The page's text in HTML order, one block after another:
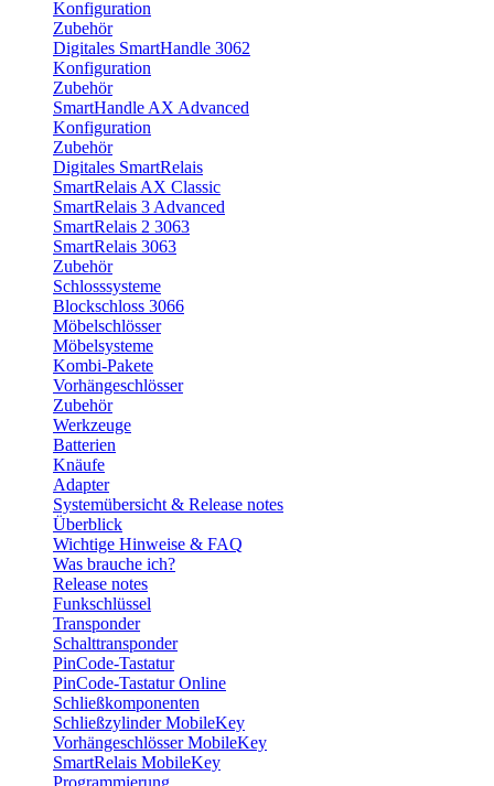
Konfiguration
Zubehör
Digitales SmartHandle 3062
Konfiguration
Zubehör
SmartHandle AX Advanced
Konfiguration
Zubehör
Digitales SmartRelais
SmartRelais AX Classic
SmartRelais 3 Advanced
SmartRelais 2 3063
SmartRelais 3063
Zubehör
Schlosssysteme
Blockschloss 3066
Möbelschlösser
Möbelsysteme
Kombi-Pakete
Vorhängeschlösser
Zubehör
Werkzeuge
Batterien
Knäufe
Adapter
Systemübersicht & Release notes
Überblick
Wichtige Hinweise & FAQ
Was brauche ich?
Release notes
Funkschlüssel
Transponder
Schalttransponder
PinCode-Tastatur
PinCode-Tastatur Online
Schließkomponenten
Schließzylinder MobileKey
Vorhängeschlösser MobileKey
SmartRelais MobileKey
Programmierung